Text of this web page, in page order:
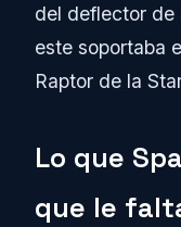
del deflector de
este soportaba
Raptor de la
Lo que
que le